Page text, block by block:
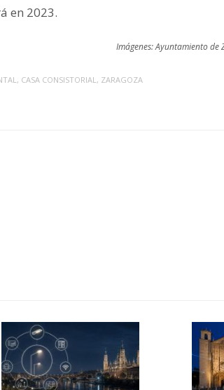
en 2023.
Imágenes: Ayuntamiento de
, CASA CONSISTORIAL, ZARAGOZA